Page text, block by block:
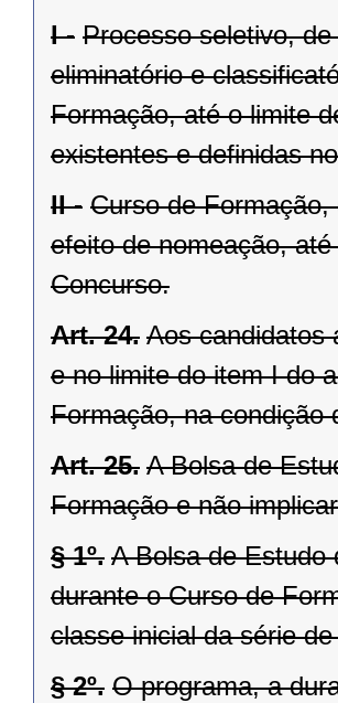
I - Processo seletivo,
eliminatório e
Formação, até o limite
existentes e definidas
II - Curso de
efeito de nomeação,
Concurso.
Art. 24. Aos candidatos
e no limite do item I do
Formação, na condição
Art. 25. A Bolsa de
Formação e não
§ 1º. A Bolsa de Estudo
durante o Curso de
classe inicial da série
§ 2º. O programa, a